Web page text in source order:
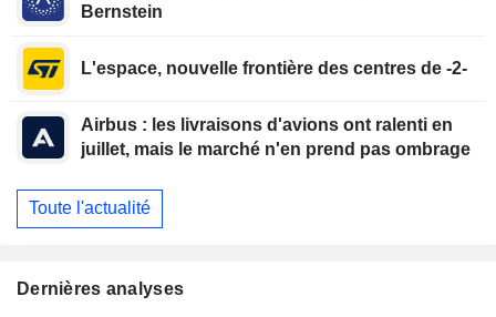
Bernstein
L'espace, nouvelle frontière des centres de -2-
Airbus : les livraisons d'avions ont ralenti en
juillet, mais le marché n'en prend pas ombrage
Toute l'actualité
Dernières analyses